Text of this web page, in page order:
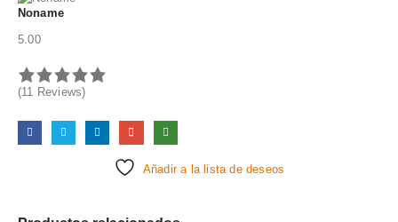
Noname
5.00
(11 Reviews)
Añadir a la lista de deseos